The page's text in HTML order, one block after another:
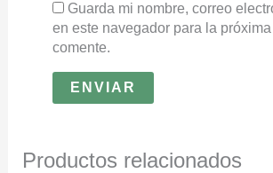
Guarda mi nombre, correo
en este navegador para la
comente.
Productos relacionados